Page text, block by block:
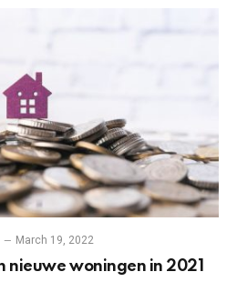
March 19, 2022
nieuwe woningen in 2021